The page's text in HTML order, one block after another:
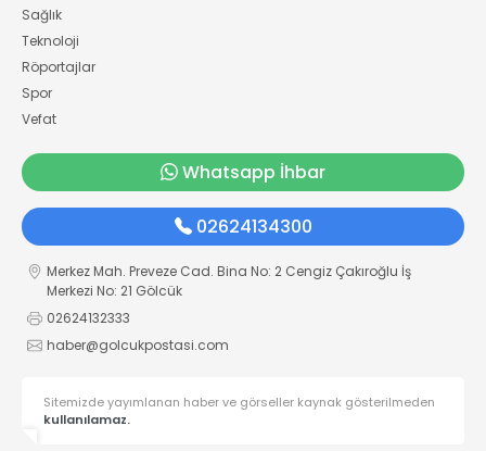
Sağlık
Teknoloji
Röportajlar
Spor
Vefat
Whatsapp İhbar
02624134300
Merkez Mah. Preveze Cad. Bina No: 2 Cengiz Çakıroğlu İş
Merkezi No: 21 Gölcük
02624132333
haber@golcukpostasi.com
Sitemizde yayımlanan haber ve görseller kaynak gösterilmeden
kullanılamaz.